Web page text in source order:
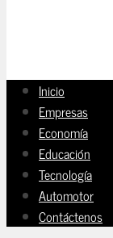
Inicio
Empresas
Economía
Educación
Tecnología
Automotor
Contáctenos